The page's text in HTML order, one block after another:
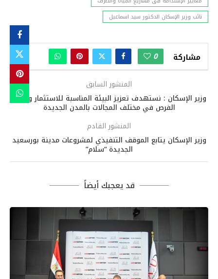
نائب وزير الإسكان الدكتور سيد اسماعيل
مشاركة 0
المنشور السابق
وزير الإسكان : نستهدف تعزيز البيئة المناسبة للاستثمار وتوفير
الفرص في مختلف المجالات بالمدن الجديدة
المنشور القادم
وزير الإسكان يتابع الموقف التنفيذي لمشروعات مدينة بورسعيد
الجديدة “سلام”
قد يعجبك أيضاً